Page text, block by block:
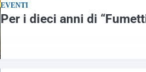
EVENTI
Per i dieci anni di